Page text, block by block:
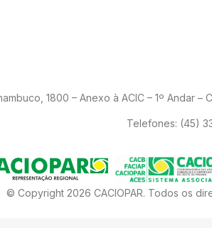
1800 – Anexo à ACIC – 1º Andar –
Telefones: (45)
© Copyright 2026 CACIOPAR. Todos os